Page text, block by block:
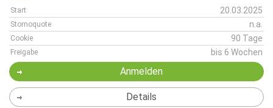
Start 20.03.2025
Stornoquote n.a.
Cookie 90 Tage
Freigabe bis 6 Wochen
Anmelden
Details